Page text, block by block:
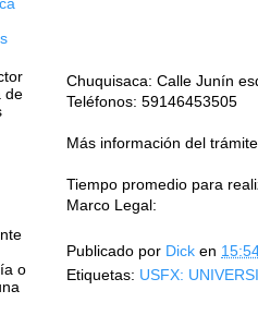
Chuquisaca: Calle Junín
Teléfonos: 59146453505
Más información del trámite
Tiempo promedio para
Marco Legal:
Publicado por Dick en
Etiquetas: USFX:
de
o